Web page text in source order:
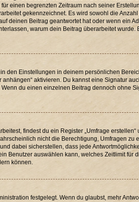
einen begrenzten Zeitraum nach seiner
gekennzeichnet. Es wird sowohl die
deinen Beitrag geantwortet hat oder wenn ein
warum dein Beitrag überarbeitet wurde.
den Einstellungen in deinem persönlichen
aktivieren. Du kannst eine Signatur
du einen einzelnen Beitrag dennoch ohne
findest du ein Register „Umfrage
nicht die Berechtigung, Umfragen zu
dabei sicherstellen, dass jede
Benutzer auswählen kann, welches Zeitlimit für
können.
festgelegt. Wenn du glaubst, mehr